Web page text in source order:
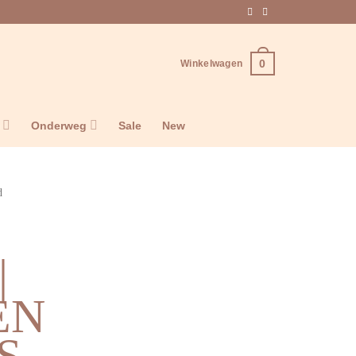
Winkelwagen 0
Onderweg Sale New